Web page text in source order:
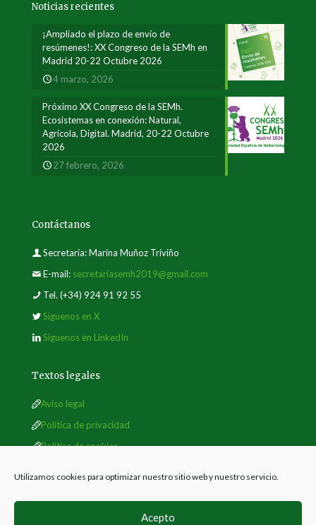
Utilizamos cookies para optimizar nuestro sitio web y nuestro servicio.
Acepto
Noticias recientes
¡Ampliado el plazo de envío de
resúmenes!: XX Congreso de la SEMh en
Madrid 20-22 Octubre 2026
4 marzo, 2026
Próximo XX Congreso de la SEMh.
Ecosistemas en conexión: Natural,
Agrícola, Digital. Madrid, 20-22 Octubre
2026
27 febrero, 2026
Contáctanos
Secretaría: Marina Muñoz Triviño
E-mail: secretariasemh2019@gmail.com
Tel. (+34) 924 91 92 55
Síguenos en X
Síguenos en LinkedIn
Textos legales
Aviso legal
Política de privacidad
Política de cookies